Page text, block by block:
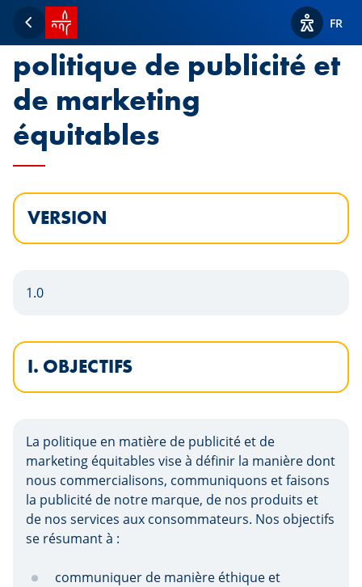
Retour
Accueil SPUERKEESS
Afficher
FR
Déclaration de la
politique de publicité et
de marketing
équitables
VERSION
1.0
I. OBJECTIFS
La politique en matière de publicité et de
marketing équitables vise à définir la manière dont
nous commercialisons, communiquons et faisons
la publicité de notre marque, de nos produits et
de nos services aux consommateurs. Nos objectifs
se résumant à :
communiquer de manière éthique et